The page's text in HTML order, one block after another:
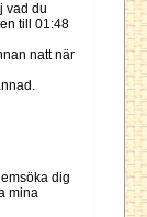
vad du
till 01:48
natt när
dig
mina